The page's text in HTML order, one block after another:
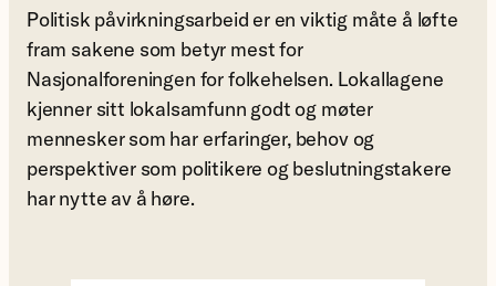
Politisk påvirkningsarbeid er en viktig måte å løfte
fram sakene som betyr mest for
Nasjonalforeningen for folkehelsen. Lokallagene
kjenner sitt lokalsamfunn godt og møter
mennesker som har erfaringer, behov og
perspektiver som politikere og beslutningstakere
har nytte av å høre.